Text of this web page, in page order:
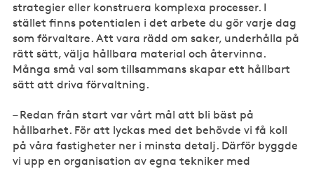
strategier eller konstruera komplexa processer. I
stället finns potentialen i det arbete du gör varje dag
som förvaltare. Att vara rädd om saker, underhålla på
rätt sätt, välja hållbara material och återvinna.
Många små val som tillsammans skapar ett hållbart
sätt att driva förvaltning.
– Redan från start var vårt mål att bli bäst på
hållbarhet. För att lyckas med det behövde vi få koll
på våra fastigheter ner i minsta detalj. Därför byggde
vi upp en organisation av egna tekniker med